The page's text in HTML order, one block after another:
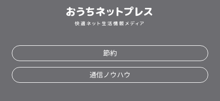
節約
通信ノウハウ